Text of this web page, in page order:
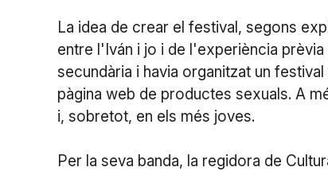
La idea de crear el festival, segons
entre l'Iván i jo i de l'experiència
secundària i havia organitzat un
pàgina web de productes sexuals. A
i, sobretot, en els més joves.
Per la seva banda, la regidora de